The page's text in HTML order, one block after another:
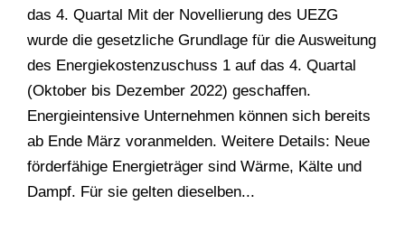
das 4. Quartal Mit der Novellierung des UEZG
wurde die gesetzliche Grundlage für die Ausweitung
des Energiekostenzuschuss 1 auf das 4. Quartal
(Oktober bis Dezember 2022) geschaffen.
Energieintensive Unternehmen können sich bereits
ab Ende März voranmelden. Weitere Details: Neue
förderfähige Energieträger sind Wärme, Kälte und
Dampf. Für sie gelten dieselben...